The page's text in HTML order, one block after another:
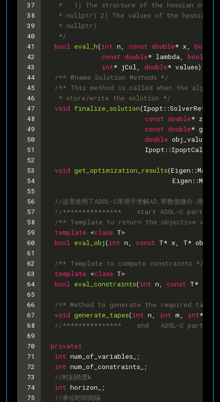
37
38
39
40
41
42
43
44
45
46
47
48
49
50
51
52
53
54
55
56
57
58
59
60
61
62
63
64
65
66
67
68
69
70
71
72
73
74
75
*   1) The structure of the hessian of
* nullptr) 2) The values of the hessian
   * nullptr)
   */
bool eval_h(int n, const double* x, bool
const double* lambda, bool
int* jCol, double* values)
/** @name Solution Methods */
/** This method is called when the
   * store/write the solution */
void finalize_solution
const double* z_L,
const double* g,
double obj_value,
void get_optimization_results
//这里使用了ADOL-C库用于求解AD,即数值微分.用于
//***************    start ADOL-C part
/** Template to return the objective
template <class T>
bool eval_obj(int n, const T* x, T*
/** Template to compute constraints */
template <class T>
bool eval_constraints(int n, const T* x,
/** Method to generate the required tapes
void generate_tapes(int n, int m, int*
//***************    end   ADOL-C part
private :
int num_of_variables_;
int num_of_constraints_;
//时刻跨度k
int horizon_;
//单位时间间隔